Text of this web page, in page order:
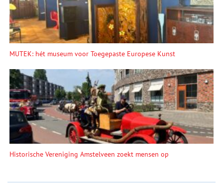
MUTEK: hét museum voor Toegepaste Europese Kunst
Historische Vereniging Amstelveen zoekt mensen op